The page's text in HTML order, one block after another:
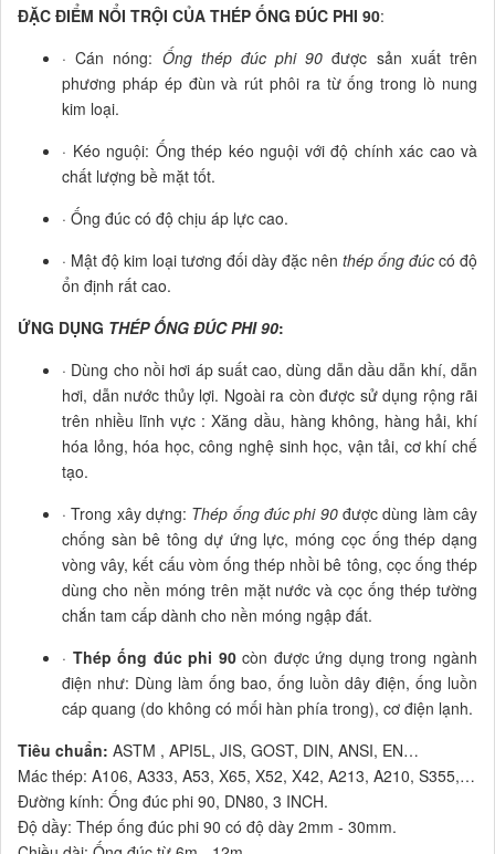
ĐẶC ĐIỂM NỔI TRỘI CỦA THÉP ỐNG ĐÚC PHI 90:
· Cán nóng: Ống thép đúc phi 90được sản xuất trên
phương pháp ép đùn và rút phôi ra từ ống trong lò nung
kim loại.
· Kéo nguội: Ống thép kéo nguội với độ chính xác cao và
chất lượng bề mặt tốt.
· Ống đúc có độ chịu áp lực cao.
· Mật độ kim loại tương đối dày đặc nên thép ống đúc có độ
ổn định rất cao.
ỨNG DỤNG THÉP ỐNG ĐÚC PHI 90:
· Dùng cho nồi hơi áp suất cao, dùng dẫn dầu dẫn khí, dẫn
hơi, dẫn nước thủy lợi. Ngoài ra còn được sử dụng rộng rãi
trên nhiều lĩnh vực : Xăng dầu, hàng không, hàng hải, khí
hóa lỏng, hóa học, công nghệ sinh học, vận tải, cơ khí chế
tạo.
· Trong xây dựng: Thép ống đúc phi 90được dùng làm cây
chống sàn bê tông dự ứng lực, móng cọc ống thép dạng
vòng vây, kết cấu vòm ống thép nhồi bê tông, cọc ống thép
dùng cho nền móng trên mặt nước và cọc ống thép tường
chắn tam cấp dành cho nền móng ngập đất.
· Thép ống đúc phi 90còn được ứng dụng trong ngành
điện như: Dùng làm ống bao, ống luồn dây điện, ống luồn
cáp quang (do không có mối hàn phía trong), cơ điện lạnh.
Tiêu chuẩn: ASTM , API5L, JIS, GOST, DIN, ANSI, EN…
Mác thép: A106, A333, A53, X65, X52, X42, A213, A210, S355,…
Đường kính: Ống đúc phi 90, DN80, 3 INCH.
Độ dầy: Thép ống đúc phi 90 có độ dày 2mm - 30mm.